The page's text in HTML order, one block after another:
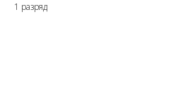
1 разряд